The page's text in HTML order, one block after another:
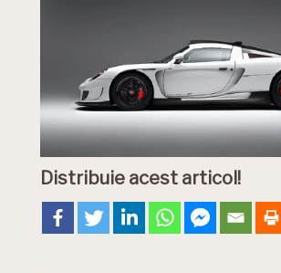
Distribuie acest articol!